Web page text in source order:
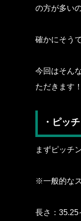
の方が多い
確かにそう
今回はそん
ただきます！
・ピッ
まずピッチ
※一般的な
長さ：35.25